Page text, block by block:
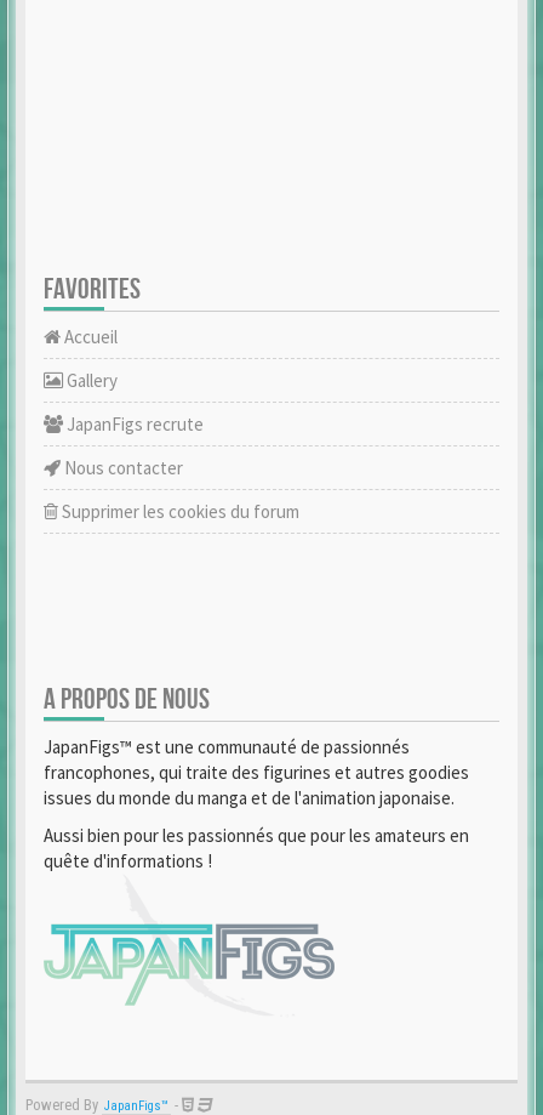
FAVORITES
Accueil
Gallery
JapanFigs recrute
Nous contacter
Supprimer les cookies du forum
A PROPOS DE NOUS
JapanFigs™ est une communauté de passionnés
francophones, qui traite des figurines et autres goodies
issues du monde du manga et de l'animation japonaise.
Aussi bien pour les passionnés que pour les amateurs en
quête d'informations !
Powered By JapanFigs™ -